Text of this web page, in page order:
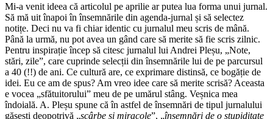
Mi-a venit ideea că articolul pe aprilie ar putea lua forma unui jurnal.
Să mă uit înapoi în însemnările din agenda-jurnal și să selectez
notițe. Deci nu va fi chiar identic cu jurnalul meu scris de mână.
Până la urmă, nu pot avea un gând care să merite să fie scris zilnic.
Pentru inspirație încep să citesc jurnalul lui Andrei Pleșu, „Note,
stări, zile”, care cuprinde selecții din însemnările lui de pe parcursul
a 40 (!!) de ani. Ce cultură are, ce exprimare distinsă, ce bogăție de
idei. Eu ce am de spus? Am vreo idee care să merite scrisă? Aceasta
e vocea „sfătuitorului” meu de pe umărul stâng. Veșnica mea
îndoială. A. Pleșu spune că în astfel de însemnări de tipul jurnalului
găsești deopotrivă „scârbe și miracole”, „însemnări de o stupiditate